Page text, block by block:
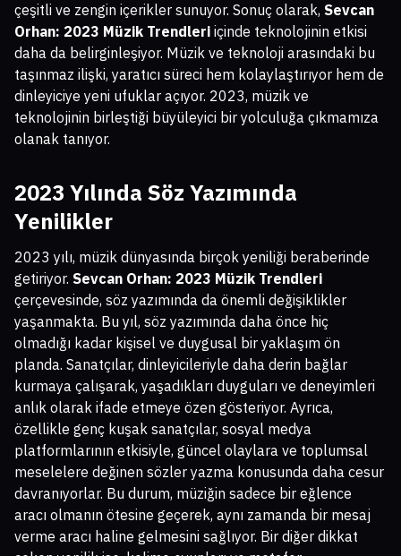
çeşitli ve zengin içerikler sunuyor. Sonuç olarak, Sevcan
Orhan: 2023 Müzik Trendleri içinde teknolojinin etkisi
daha da belirginleşiyor. Müzik ve teknoloji arasındaki bu
taşınmaz ilişki, yaratıcı süreci hem kolaylaştırıyor hem de
dinleyiciye yeni ufuklar açıyor. 2023, müzik ve
teknolojinin birleştiği büyüleyici bir yolculuğa çıkmamıza
olanak tanıyor.
2023 Yılında Söz Yazımında
Yenilikler
2023 yılı, müzik dünyasında birçok yeniliği beraberinde
getiriyor. Sevcan Orhan: 2023 Müzik Trendleri
çerçevesinde, söz yazımında da önemli değişiklikler
yaşanmakta. Bu yıl, söz yazımında daha önce hiç
olmadığı kadar kişisel ve duygusal bir yaklaşım ön
planda. Sanatçılar, dinleyicileriyle daha derin bağlar
kurmaya çalışarak, yaşadıkları duyguları ve deneyimleri
anlık olarak ifade etmeye özen gösteriyor. Ayrıca,
özellikle genç kuşak sanatçılar, sosyal medya
platformlarının etkisiyle, güncel olaylara ve toplumsal
meselelere değinen sözler yazma konusunda daha cesur
davranıyorlar. Bu durum, müziğin sadece bir eğlence
aracı olmanın ötesine geçerek, aynı zamanda bir mesaj
verme aracı haline gelmesini sağlıyor. Bir diğer dikkat